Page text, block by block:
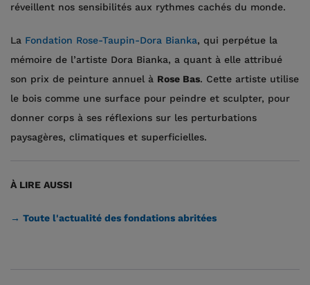
réveillent nos sensibilités aux rythmes cachés du monde.
La Fondation Rose-Taupin-Dora Bianka, qui perpétue la
mémoire de l’artiste Dora Bianka, a quant à elle attribué
son prix de peinture annuel à Rose Bas. Cette artiste utilise
le bois comme une surface pour peindre et sculpter, pour
donner corps à ses réflexions sur les perturbations
paysagères, climatiques et superficielles.
À LIRE AUSSI
→ Toute l'actualité des fondations abritées